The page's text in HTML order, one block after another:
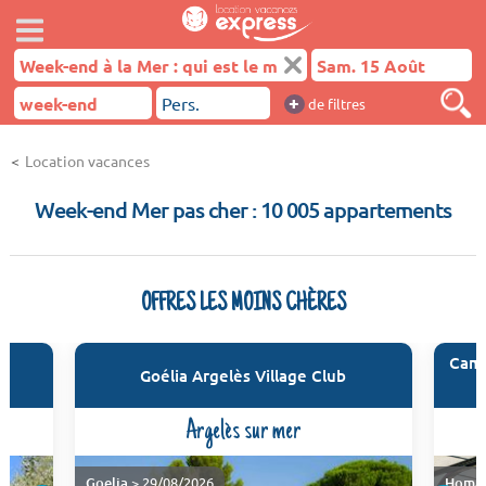
+ de filtres
Location vacances
Week-end Mer pas cher : 10 005 appartements
OFFRES LES MOINS CHÈRES
Goélia Argelès Village Club
Argelès sur mer
> 29/08/2026